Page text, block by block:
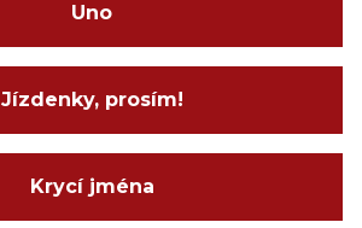
Uno
Jízdenky, prosím!
Krycí jména